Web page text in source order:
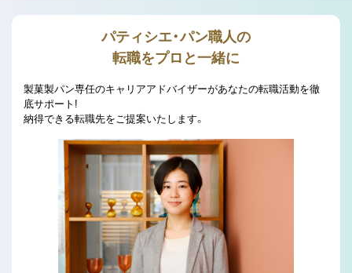
パティシエ・パン職人の
転職をプロと一緒に
製菓製パン専任のキャリアアドバイザーがあなたの転職活動を徹
底サポート!
納得できる転職先をご提案いたします。